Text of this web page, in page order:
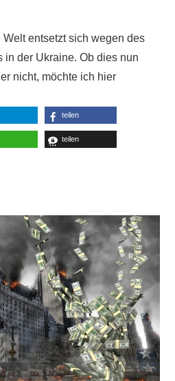
entsetzt sich wegen des
in der Ukraine. Ob dies nun
nicht, möchte ich hier
teilen
teilen